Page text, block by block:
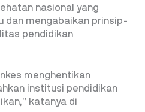
nasional yang
dan mengabaikan prinsip-
pendidikan
menghentikan
institusi pendidikan
katanya di